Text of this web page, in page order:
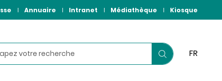
Annuaire Intranet Médiathèque Kiosque
Lancer
FR